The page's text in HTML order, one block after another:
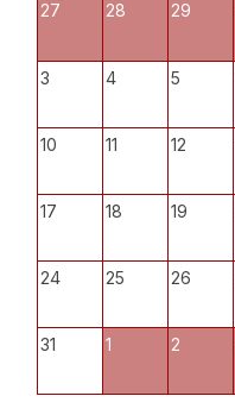
27
28 29
3 4 5
10 11 12
17 18 19
24 25 26
31 1 2